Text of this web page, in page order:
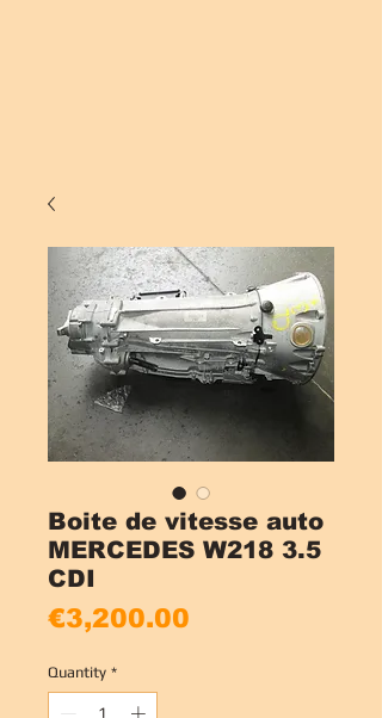
Boite de vitesse auto
MERCEDES W218 3.5
CDI
€3,200.00
Quantity *